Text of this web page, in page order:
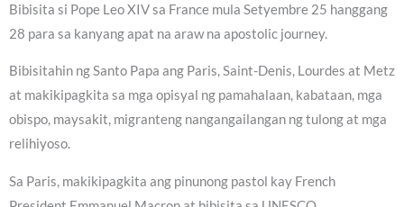
Bibisita si Pope Leo XIV sa France mula Setyembre 25 hanggang
28 para sa kanyang apat na araw na apostolic journey.
Bibisitahin ng Santo Papa ang Paris, Saint-Denis, Lourdes at Metz
at makikipagkita sa mga opisyal ng pamahalaan, kabataan, mga
obispo, maysakit, migranteng nangangailangan ng tulong at mga
relihiyoso.
Sa Paris, makikipagkita ang pinunong pastol kay French